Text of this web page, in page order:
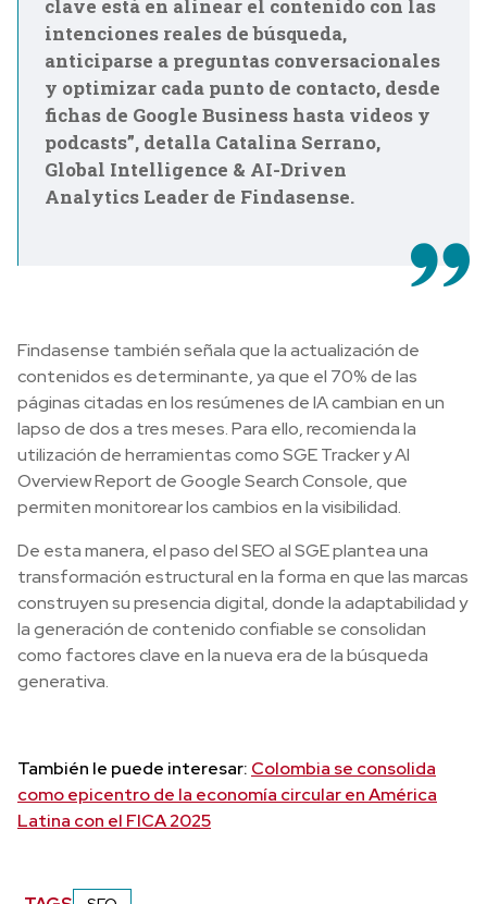
clave está en alinear el contenido con las
intenciones reales de búsqueda,
anticiparse a preguntas conversacionales
y optimizar cada punto de contacto, desde
fichas de Google Business hasta videos y
podcasts”, detalla Catalina Serrano,
Global Intelligence & AI-Driven
Analytics Leader de Findasense.
Findasense también señala que la actualización de
contenidos es determinante, ya que el 70% de las
páginas citadas en los resúmenes de IA cambian en un
lapso de dos a tres meses. Para ello, recomienda la
utilización de herramientas como SGE Tracker y AI
Overview Report de Google Search Console, que
permiten monitorear los cambios en la visibilidad.
De esta manera, el paso del SEO al SGE plantea una
transformación estructural en la forma en que las marcas
construyen su presencia digital, donde la adaptabilidad y
la generación de contenido confiable se consolidan
como factores clave en la nueva era de la búsqueda
generativa.
También le puede interesar: Colombia se consolida
como epicentro de la economía circular en América
Latina con el FICA 2025